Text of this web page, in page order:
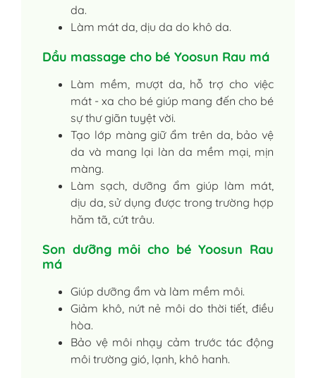
da.
Làm mát da, dịu da do khô da.
Dầu massage cho bé Yoosun Rau má
Làm mềm, mượt da, hỗ trợ cho việc
mát - xa cho bé giúp mang đến cho bé
sự thư giãn tuyệt vời.
Tạo lớp màng giữ ẩm trên da, bảo vệ
da và mang lại làn da mềm mại, mịn
màng.
Làm sạch, dưỡng ẩm giúp làm mát,
dịu da, sử dụng được trong trường hợp
hăm tã, cứt trâu.
Son dưỡng môi cho bé Yoosun Rau
má
Giúp dưỡng ẩm và làm mềm môi.
Giảm khô, nứt nẻ môi do thời tiết, điều
hòa.
Bảo vệ môi nhạy cảm trước tác động
môi trường gió, lạnh, khô hanh.